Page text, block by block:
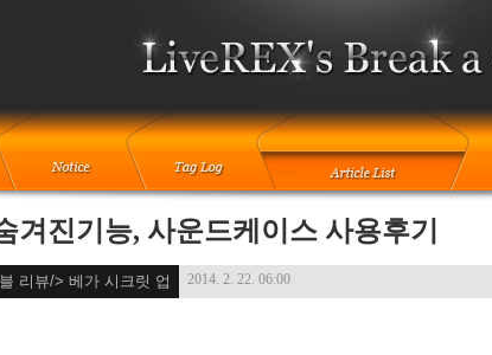
겨진기능, 사운드케이스 사용후기
리뷰/> 베가 시크릿 업 2014. 2. 22. 06:00